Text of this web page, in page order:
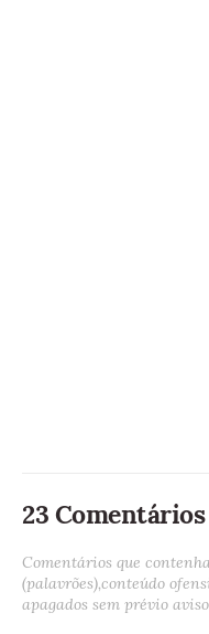
23 Comentários
Comentários que
(palavrões),conteúdo
apagados sem prévio